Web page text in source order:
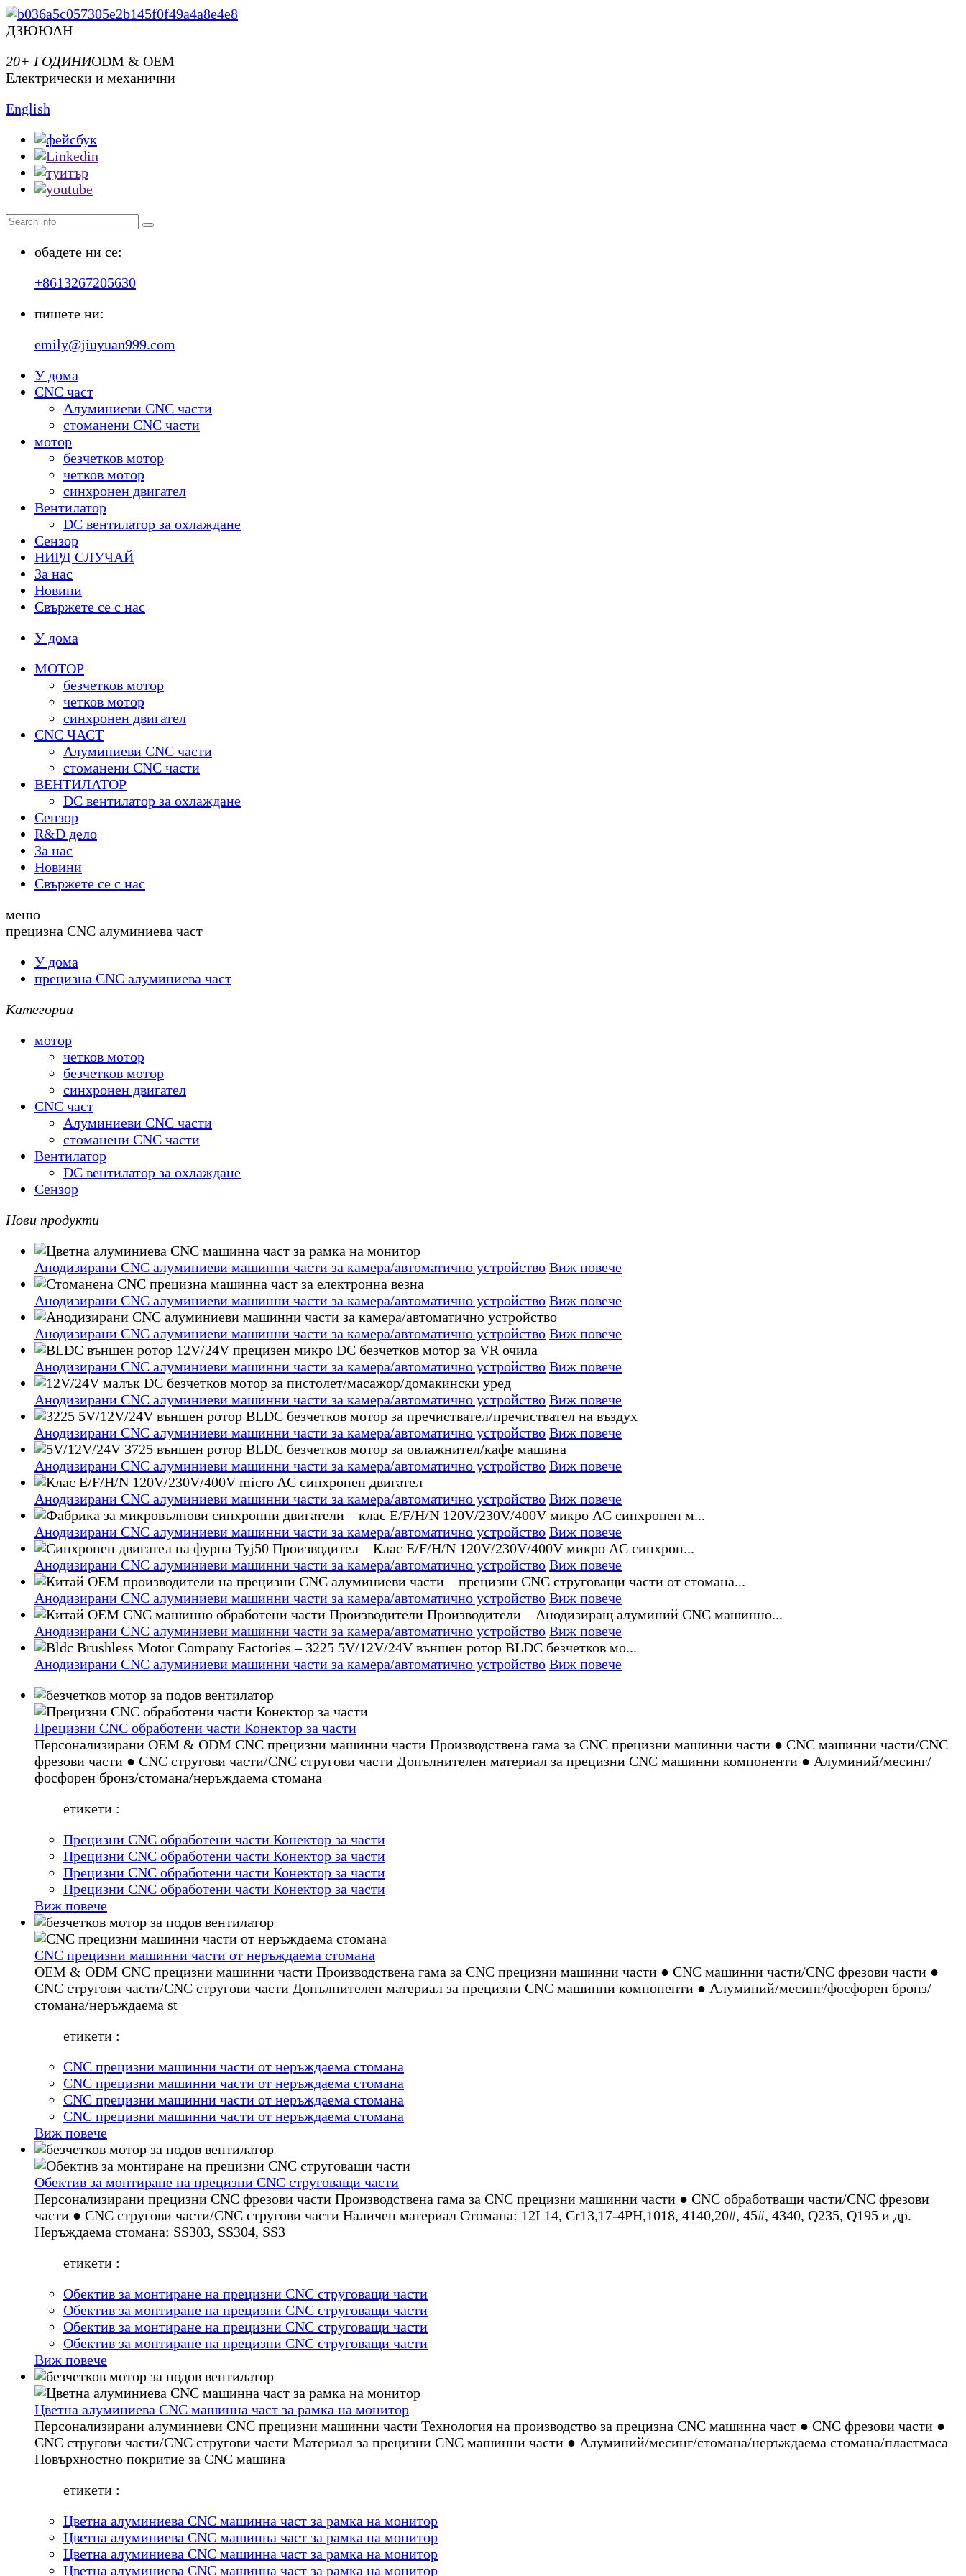
ДЗЮЮАН
20+ ГОДИНИODM & OEM
Електрически и механични
English
обадете ни се:
+8613267205630
пишете ни:
emily@jiuyuan999.com
У дома
CNC част
Алуминиеви CNC части
стоманени CNC части
мотор
безчетков мотор
четков мотор
синхронен двигател
Вентилатор
DC вентилатор за охлаждане
Сензор
НИРД СЛУЧАЙ
За нас
Новини
Свържете се с нас
У дома
МОТОР
безчетков мотор
четков мотор
синхронен двигател
CNC ЧАСТ
Алуминиеви CNC части
стоманени CNC части
ВЕНТИЛАТОР
DC вентилатор за охлаждане
Сензор
R&D дело
За нас
Новини
Свържете се с нас
меню
прецизна CNC алуминиева част
У дома
прецизна CNC алуминиева част
Категории
мотор
четков мотор
безчетков мотор
синхронен двигател
CNC част
Алуминиеви CNC части
стоманени CNC части
Вентилатор
DC вентилатор за охлаждане
Сензор
Нови продукти
Анодизирани CNC алуминиеви машинни части за камера/автоматично устройство Виж повече
Анодизирани CNC алуминиеви машинни части за камера/автоматично устройство Виж повече
Анодизирани CNC алуминиеви машинни части за камера/автоматично устройство Виж повече
Анодизирани CNC алуминиеви машинни части за камера/автоматично устройство Виж повече
Анодизирани CNC алуминиеви машинни части за камера/автоматично устройство Виж повече
Анодизирани CNC алуминиеви машинни части за камера/автоматично устройство Виж повече
Анодизирани CNC алуминиеви машинни части за камера/автоматично устройство Виж повече
Анодизирани CNC алуминиеви машинни части за камера/автоматично устройство Виж повече
Анодизирани CNC алуминиеви машинни части за камера/автоматично устройство Виж повече
Анодизирани CNC алуминиеви машинни части за камера/автоматично устройство Виж повече
Анодизирани CNC алуминиеви машинни части за камера/автоматично устройство Виж повече
Анодизирани CNC алуминиеви машинни части за камера/автоматично устройство Виж повече
Анодизирани CNC алуминиеви машинни части за камера/автоматично устройство Виж повече
Прецизни CNC обработени части Конектор за части
Персонализирани OEM & ODM CNC прецизни машинни части Производствена гама за CNC прецизни машинни части ● CNC машинни части/CNC
фрезови части ● CNC стругови части/CNC стругови части Допълнителен материал за прецизни CNC машинни компоненти ● Алуминий/месинг/
фосфорен бронз/стомана/неръждаема стомана
етикети :
Прецизни CNC обработени части Конектор за части
Прецизни CNC обработени части Конектор за части
Прецизни CNC обработени части Конектор за части
Прецизни CNC обработени части Конектор за части
Виж повече
CNC прецизни машинни части от неръждаема стомана
OEM & ODM CNC прецизни машинни части Производствена гама за CNC прецизни машинни части ● CNC машинни части/CNC фрезови части ●
CNC стругови части/CNC стругови части Допълнителен материал за прецизни CNC машинни компоненти ● Алуминий/месинг/фосфорен бронз/
стомана/неръждаема st
етикети :
CNC прецизни машинни части от неръждаема стомана
CNC прецизни машинни части от неръждаема стомана
CNC прецизни машинни части от неръждаема стомана
CNC прецизни машинни части от неръждаема стомана
Виж повече
Обектив за монтиране на прецизни CNC струговащи части
Персонализирани прецизни CNC фрезови части Производствена гама за CNC прецизни машинни части ● CNC обработващи части/CNC фрезови
части ● CNC стругови части/CNC стругови части Наличен материал Стомана: 12L14, Cr13,17-4PH,1018, 4140,20#, 45#, 4340, Q235, Q195 и др.
Неръждаема стомана: SS303, SS304, SS3
етикети :
Обектив за монтиране на прецизни CNC струговащи части
Обектив за монтиране на прецизни CNC струговащи части
Обектив за монтиране на прецизни CNC струговащи части
Обектив за монтиране на прецизни CNC струговащи части
Виж повече
Цветна алуминиева CNC машинна част за рамка на монитор
Персонализирани алуминиеви CNC прецизни машинни части Технология на производство за прецизна CNC машинна част ● CNC фрезови части ●
CNC стругови части/CNC стругови части Материал за прецизни CNC машинни части ● Алуминий/месинг/стомана/неръждаема стомана/пластмаса
Повърхностно покритие за CNC машина
етикети :
Цветна алуминиева CNC машинна част за рамка на монитор
Цветна алуминиева CNC машинна част за рамка на монитор
Цветна алуминиева CNC машинна част за рамка на монитор
Цветна алуминиева CNC машинна част за рамка на монитор